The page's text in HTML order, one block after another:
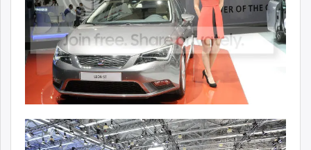
urlag.mn
unen.mn
asu.mn
shudarga.mn
shuurhai.mn
unuudur.mn
mglradio.com
fact.mn